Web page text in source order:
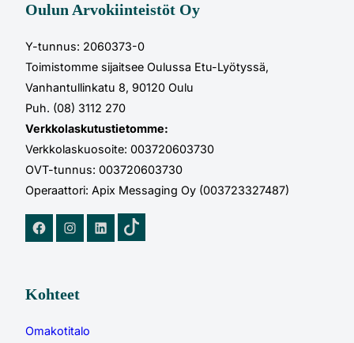
Oulun Arvokiinteistöt Oy
Y-tunnus: 2060373-0
Toimistomme sijaitsee Oulussa Etu-Lyötyssä,
Vanhantullinkatu 8, 90120 Oulu
Puh. (08) 3112 270
Verkkolaskutustietomme:
Verkkolaskuosoite: 003720603730
OVT-tunnus: 003720603730
Operaattori: Apix Messaging Oy (003723327487)
FacebookInstagramLinkedInTikTok
Kohteet
Omakotitalo